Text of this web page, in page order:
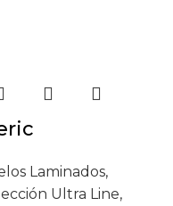
Laminados,
Ultra Line,